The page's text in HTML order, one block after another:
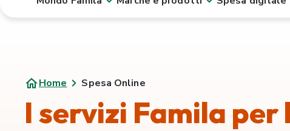
Home Spesa Online
I servizi Famila